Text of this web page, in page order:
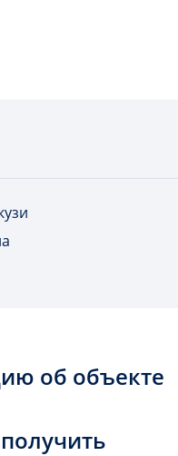
об объекте